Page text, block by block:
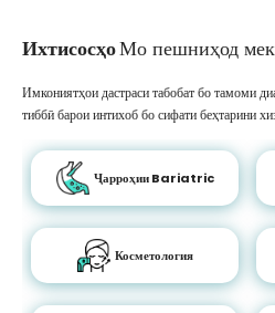
ИхтисосҳоМо пешниҳод
Имкониятҳои дастраси табобат бо тамоми
тиббӣ барои интихоб бо сифати беҳтарини
Ҷарроҳии Bariatric
Косметология